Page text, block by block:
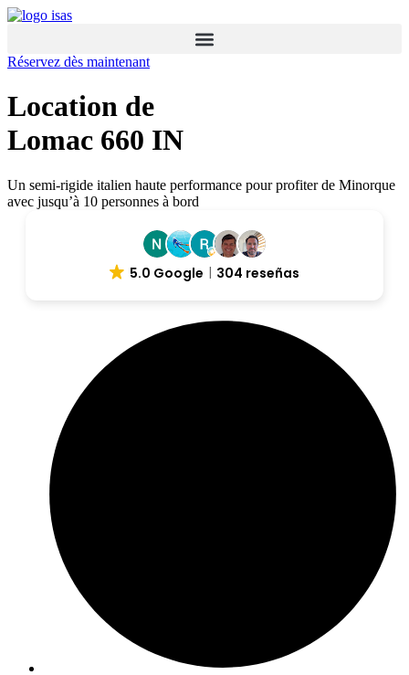
Réservez dès maintenant
Location de
Lomac 660 IN
Un semi-rigide italien haute performance pour profiter de Minorque
avec jusqu’à 10 personnes à bord
5.0 Google 304 reseñas